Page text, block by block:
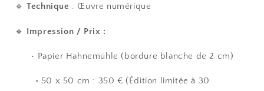
🔹 Technique : Œuvre numérique
🔹 Impression / Prix :
• Papier Hahnemühle (bordure blanche de 2 cm)
◦ 50 x 50 cm : 350 € (Édition limitée à 30